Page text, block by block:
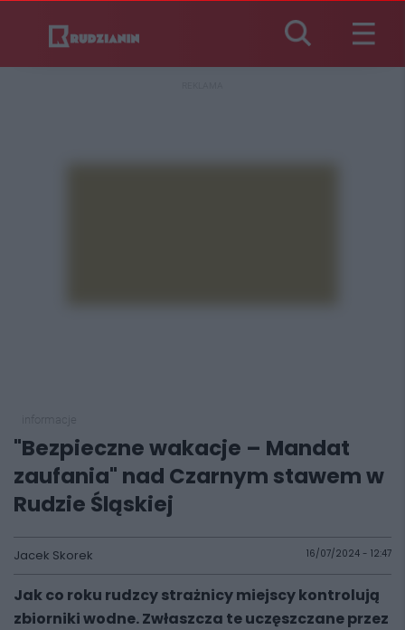
"Bezpieczne wakacje – Mandat
zaufania" nad Czarnym stawem w
Rudzie Śląskiej
Jacek Skorek 16/07/2024 - 12:47
Jak co roku rudzcy strażnicy miejscy kontrolują
zbiorniki wodne. Zwłaszcza te uczęszczane przez